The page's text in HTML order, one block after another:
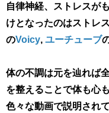
自律神経、ストレスが
けとなったのはストレ
のVoicy, ​ ユーチューブ
体の不調は元を辿れば
を整えることで体も心
色々な動画で説明されて